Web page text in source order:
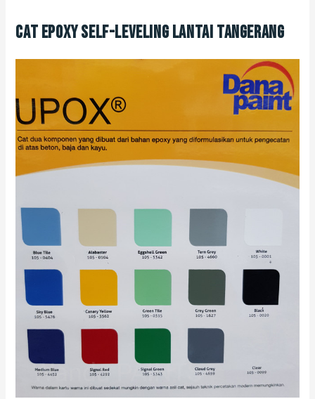
Cat Epoxy Self-Leveling Lantai Tangerang